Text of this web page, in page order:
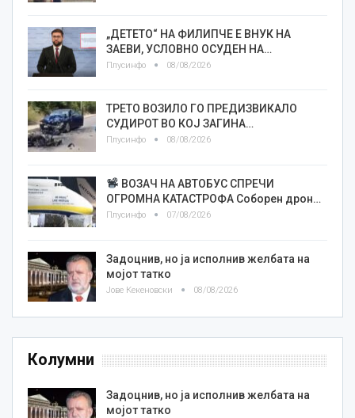
„ДЕТЕТО“ НА ФИЛИПЧЕ Е ВНУК НА
ЗАЕВИ, УСЛОВНО ОСУДЕН НА…
Плусинфо 08/08/2026
ТРЕТО ВОЗИЛО ГО ПРЕДИЗВИКАЛО
СУДИРОТ ВО КОЈ ЗАГИНА…
Плусинфо 08/08/2026
ВОЗАЧ НА АВТОБУС СПРЕЧИ
ОГРОМНА КАТАСТРОФА Соборен дрон…
Плусинфо 07/08/2026
Задоцнив, но ја исполнив желбата на
мојот татко
Јове Кекеновски 08/08/2026
Колумни
Задоцнив, но ја исполнив желбата на
мојот татко